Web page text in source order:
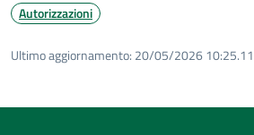
Autorizzazioni
Ultimo aggiornamento: 20/05/2026 10:25.11